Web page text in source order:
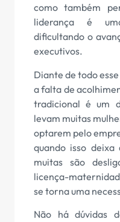
como também
liderança é
dificultando o
executivos.
Diante de todo
a falta de
tradicional é um
levam muitas
optarem pelo
quando isso
muitas são
licença-
se torna uma
Não há dúvidas